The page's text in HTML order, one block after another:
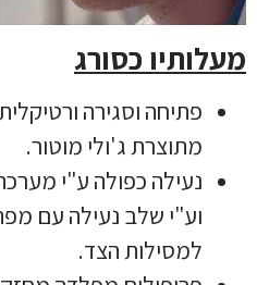
מעלותיו כסורג
פתיחה וסגירה
מתוצרת ג'ולי מוטור.
נעילה כפולה ע"י
וע"י שלב נעילה עם
למסילות הצד.